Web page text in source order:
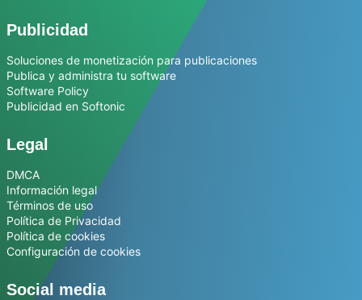
Publicidad
Soluciones de monetización para publicaciones
Publica y administra tu software
Software Policy
Publicidad en Softonic
Legal
DMCA
Información legal
Términos de uso
Política de Privacidad
Política de cookies
Configuración de cookies
Social media